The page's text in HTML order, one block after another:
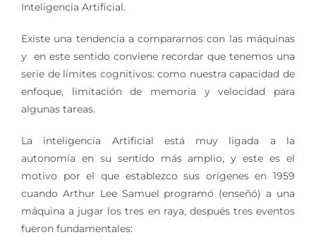
Inteligencia Artificial.
Existe una tendencia a compararnos con las máquinas
y en este sentido conviene recordar que tenemos una
serie de límites cognitivos: como nuestra capacidad de
enfoque, limitación de memoria y velocidad para
algunas tareas.
La inteligencia Artificial está muy ligada a la
autonomía en su sentido más amplio, y este es el
motivo por el que establezco sus orígenes en 1959
cuando Arthur Lee Samuel programó (enseñó) a una
máquina a jugar los tres en raya, después tres eventos
fueron fundamentales: